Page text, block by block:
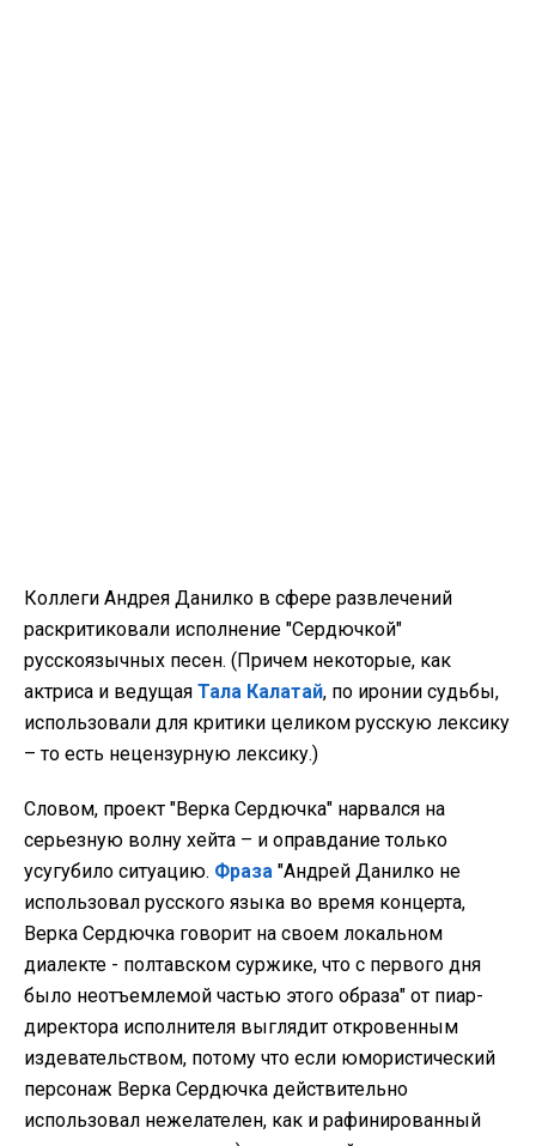
Коллеги Андрея Данилко в сфере развлечений
раскритиковали исполнение "Сердючкой"
русскоязычных песен. (Причем некоторые, как
актриса и ведущая Тала Калатай, по иронии судьбы,
использовали для критики целиком русскую лексику
– то есть нецензурную лексику.)
Словом, проект "Верка Сердючка" нарвался на
серьезную волну хейта – и оправдание только
усугубило ситуацию. Фраза "Андрей Данилко не
использовал русского языка во время концерта,
Верка Сердючка говорит на своем локальном
диалекте - полтавском суржике, что с первого дня
было неотъемлемой частью этого образа" от пиар-
директора исполнителя выглядит откровенным
издевательством, потому что если юмористический
персонаж Верка Сердючка действительно
использовал нежелателен, как и рафинированный